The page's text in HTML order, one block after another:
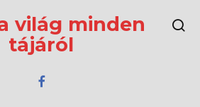
világ minden
tájáról